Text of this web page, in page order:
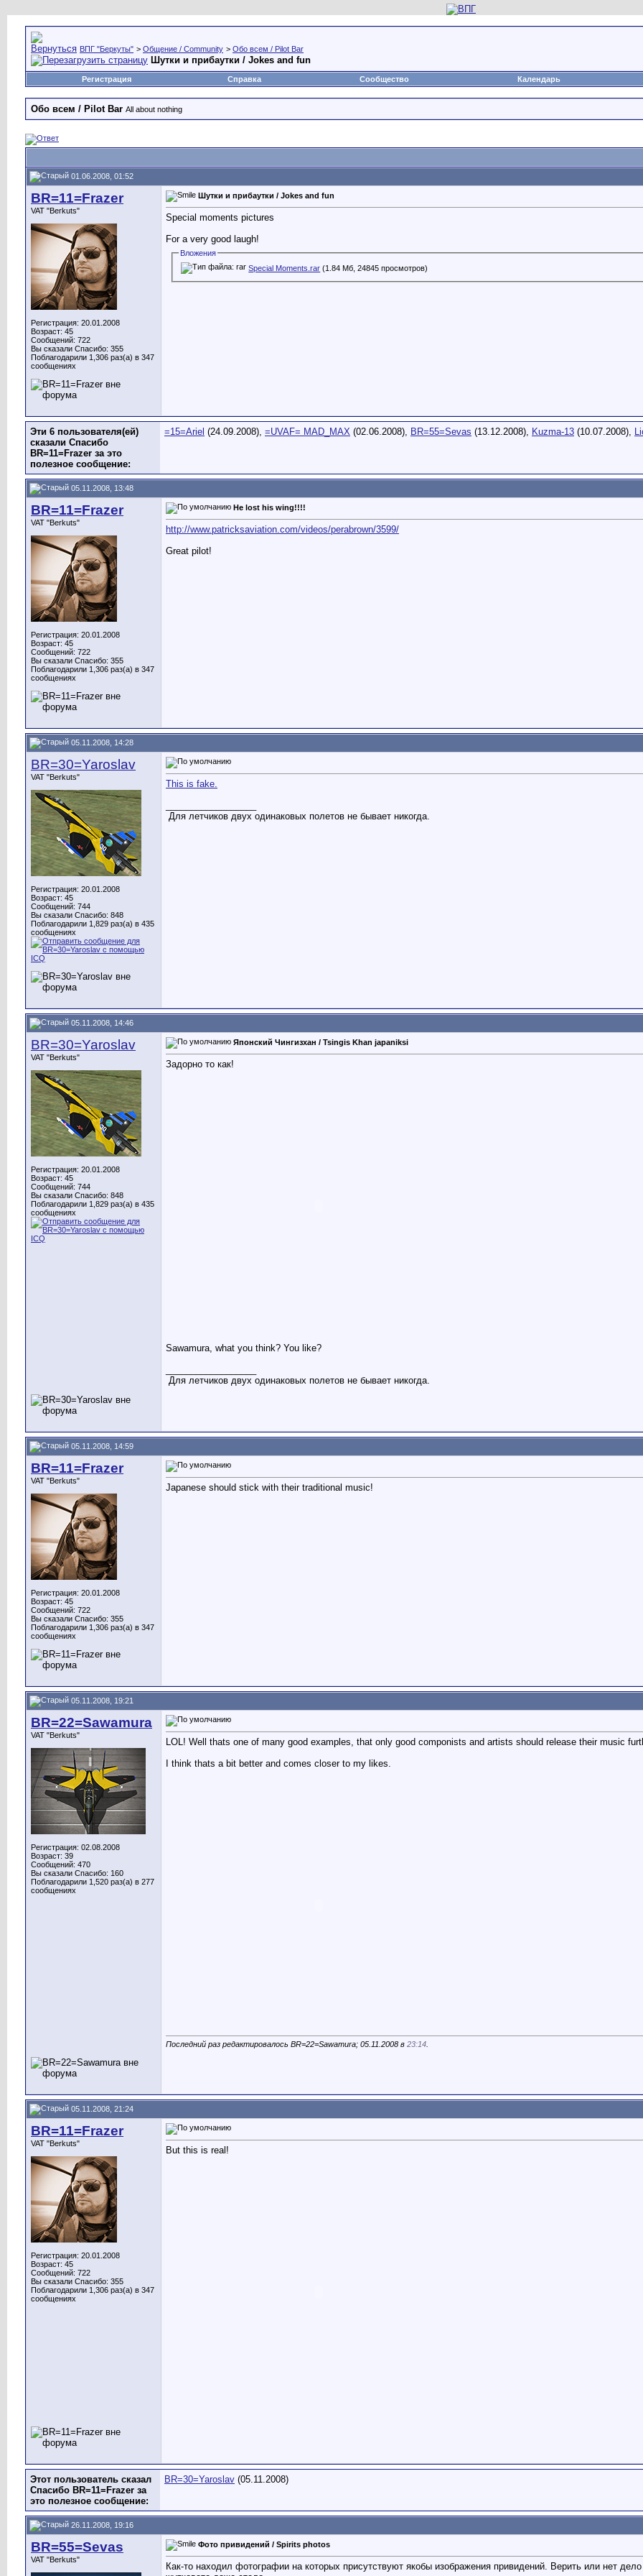
ВПГ "Беркуты" > Общение / Community > Обо всем / Pilot Bar
Шутки и прибаутки / Jokes and fun
Регистрация Справка Сообщество Календарь
Обо всем / Pilot Bar All about nothing
01.06.2008, 01:52
BR=11=Frazer
VAT "Berkuts"
Регистрация: 20.01.2008
Возраст: 45
Сообщений: 722
Вы сказали Спасибо: 355
Поблагодарили 1,306 раз(а) в 347
сообщениях
Шутки и прибаутки / Jokes and fun
Special moments pictures
For a very good laugh!
Вложения
Special Moments.rar (1.84 Мб, 24845 просмотров)
Эти 6 пользователя(ей)
сказали Спасибо
BR=11=Frazer за это
полезное сообщение:
=15=Ariel (24.09.2008), =UVAF= MAD_MAX (02.06.2008), BR=55=Sevas (13.12.2008), Kuzma-13 (10.07.2008),
05.11.2008, 13:48
BR=11=Frazer
VAT "Berkuts"
Регистрация: 20.01.2008
Возраст: 45
Сообщений: 722
Вы сказали Спасибо: 355
Поблагодарили 1,306 раз(а) в 347
сообщениях
He lost his wing!!!!
http://www.patricksaviation.com/videos/perabrown/3599/
Great pilot!
05.11.2008, 14:28
BR=30=Yaroslav
VAT "Berkuts"
Регистрация: 20.01.2008
Возраст: 45
Сообщений: 744
Вы сказали Спасибо: 848
Поблагодарили 1,829 раз(а) в 435
сообщениях
This is fake.
Для летчиков двух одинаковых полетов не бывает никогда.
05.11.2008, 14:46
BR=30=Yaroslav
VAT "Berkuts"
Регистрация: 20.01.2008
Возраст: 45
Сообщений: 744
Вы сказали Спасибо: 848
Поблагодарили 1,829 раз(а) в 435
сообщениях
Японский Чингизхан / Tsingis Khan japaniksi
Задорно то как!
Sawamura, what you think? You like?
Для летчиков двух одинаковых полетов не бывает никогда.
05.11.2008, 14:59
BR=11=Frazer
VAT "Berkuts"
Регистрация: 20.01.2008
Возраст: 45
Сообщений: 722
Вы сказали Спасибо: 355
Поблагодарили 1,306 раз(а) в 347
сообщениях
Japanese should stick with their traditional music!
05.11.2008, 19:21
BR=22=Sawamura
VAT "Berkuts"
Регистрация: 02.08.2008
Возраст: 39
Сообщений: 470
Вы сказали Спасибо: 160
Поблагодарили 1,520 раз(а) в 277
сообщениях
LOL! Well thats one of many good examples, that only good componists and artists should release their music
I think thats a bit better and comes closer to my likes.
Последний раз редактировалось BR=22=Sawamura; 05.11.2008 в 23:14
05.11.2008, 21:24
BR=11=Frazer
VAT "Berkuts"
Регистрация: 20.01.2008
Возраст: 45
Сообщений: 722
Вы сказали Спасибо: 355
Поблагодарили 1,306 раз(а) в 347
сообщениях
But this is real!
Этот пользователь сказал
Спасибо BR=11=Frazer за
это полезное сообщение:
BR=30=Yaroslav (05.11.2008)
26.11.2008, 19:16
BR=55=Sevas
VAT "Berkuts"
Фото привидений / Spirits photos
Как-то находил фотографии на которых присутствуют якобы изображения привидений. Верить или нет